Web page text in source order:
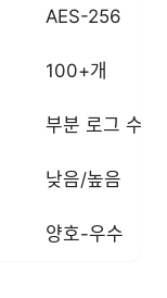
AES-256
100+개
부분 로그 수집
낮음/높음
양호-우수